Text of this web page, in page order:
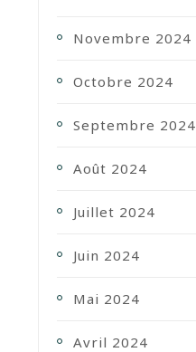
Novembre 2024
Octobre 2024
Septembre 2024
Août 2024
Juillet 2024
Juin 2024
Mai 2024
Avril 2024